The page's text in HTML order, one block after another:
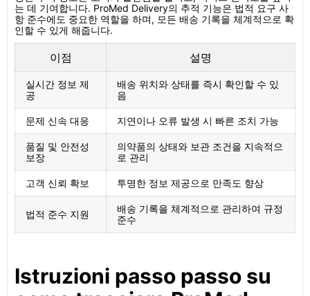
는 데 기여합니다. ProMed Delivery의 추적 기능은 법적 요구 사
항 준수에도 중요한 역할을 하며, 모든 배송 기록을 체계적으로 확
인할 수 있게 해줍니다.
이점 설명
실시간 정보 제
공
배송 위치와 상태를 즉시 확인할 수 있
음
문제 신속 대응 지연이나 오류 발생 시 빠른 조치 가능
품질 및 안전성
보장
의약품의 상태와 보관 조건을 지속적으
로 관리
고객 신뢰 확보 투명한 정보 제공으로 만족도 향상
법적 준수 지원
배송 기록을 체계적으로 관리하여 규정
준수
Istruzioni passo passo su